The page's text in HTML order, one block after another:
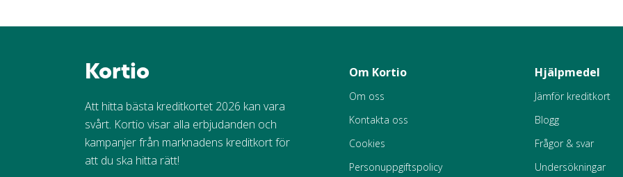
Kortio
Att hitta bästa kreditkortet 2026 kan vara
svårt. Kortio visar alla erbjudanden och
kampanjer från marknadens kreditkort för
att du ska hitta rätt!
Om Kortio
Om oss
Kontakta oss
Cookies
Personuppgiftspolicy
Hjälpmedel
Jämför kreditkort
Blogg
Frågor & svar
Undersökningar